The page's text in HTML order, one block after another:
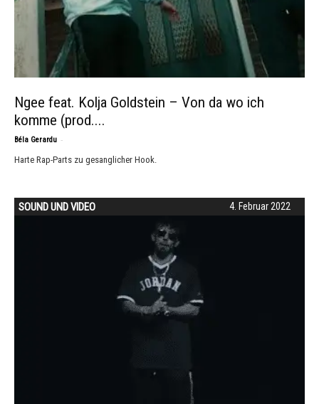
Ngee feat. Kolja Goldstein – Von da wo ich
komme (prod....
Béla Gerardu -
Harte Rap-Parts zu gesanglicher Hook.
4. Februar 2022
SOUND UND VIDEO